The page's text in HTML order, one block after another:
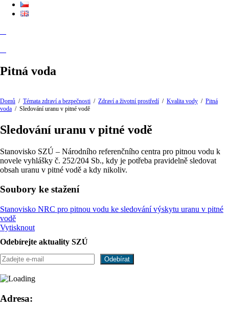
Pitná voda
Domů / Témata zdraví a bezpečnosti / Zdraví a životní prostředí / Kvalita vody / Pitná
voda / Sledování uranu v pitné vodě
Sledování uranu v pitné vodě
Stanovisko SZÚ – Národního referenčního centra pro pitnou vodu k
novele vyhlášky č. 252/204 Sb., kdy je potřeba pravidelně sledovat
obsah uranu v pitné vodě a kdy nikoliv.
Soubory ke stažení
Stanovisko NRC pro pitnou vodu ke sledování výskytu uranu v pitné
vodě
Vytisknout
Odebírejte aktuality SZÚ
Adresa: